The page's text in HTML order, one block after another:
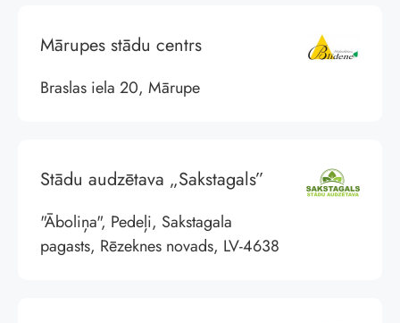
Mārupes stādu centrs
Braslas iela 20, Mārupe
Stādu audzētava „Sakstagals”
"Āboliņa", Pedeļi, Sakstagala
pagasts, Rēzeknes novads, LV-4638